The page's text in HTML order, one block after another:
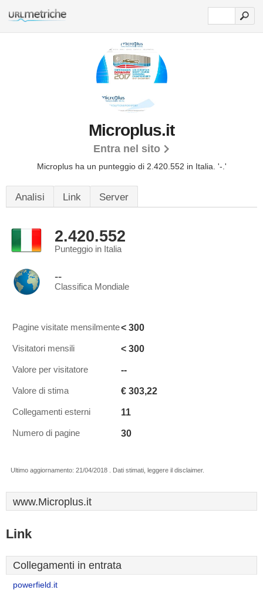
Microplus.it
Entra nel sito
Microplus ha un punteggio di 2.420.552 in Italia. '-.'
Analisi Link Server
2.420.552
Punteggio in Italia
--
Classifica Mondiale
Pagine visitate mensilmente< 300
Visitatori mensili < 300
Valore per visitatore --
Valore di stima € 303,22
Collegamenti esterni 11
Numero di pagine 30
Ultimo aggiornamento: 21/04/2018 . Dati stimati, leggere il disclaimer.
www.Microplus.it
Link
Collegamenti in entrata
powerfield.it